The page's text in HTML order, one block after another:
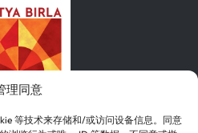
理同意
等技术来存储和/或访问设备信息。同意